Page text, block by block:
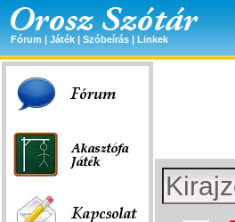
Fórum | Játék | Szóbeírás | Linkek